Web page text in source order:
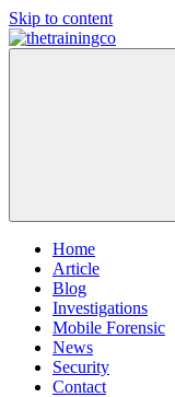
Skip to content
Dunia
Mobile
Forensik
Home
Article
Blog
Investigations
Mobile Forensic
News
Security
Contact